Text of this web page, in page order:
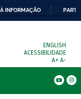
INFORMAÇÃO
ENGLISH
ACESSIBILIDADE
A+ A-